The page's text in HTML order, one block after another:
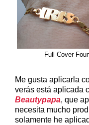
Full Cover
Me gusta aplicarla
verás está aplicada
Beautypapa, que
necesita mucho
solamente he